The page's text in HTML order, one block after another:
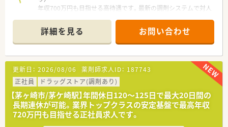
年収700万円も目指せる高待遇です。最新の調剤システムで対人
手ならではの豊富なキャリアパスが広がっています。
＊------------------------------------------＊
【店舗情報と応需状況について】
■ブルーラインとグリーンラインが通るセンター南駅から徒歩2
分で、毎日の通勤に非常に便利な好立地です。
■近隣にある複数のクリニックから処方箋を応需しているほか、
広域の基盤病院からの処方箋も受けています。
■地域の様々なお客様や患者様に対応する面応需の店舗であり、
幅広い処方科目に触れることができる環境です。
【法人特徴について】
詳細を見る お問い合わせ
更新日： 2026/08/06 薬剤師求人ID： 187743
正社員
ドラッグストア(調剤あり)
【茅ヶ崎市/茅ケ崎駅】年間休日120〜125日で最大20日間の
長期連休が可能。業界トップクラスの安定基盤で最高年収
720万円も目指せる正社員求人です。